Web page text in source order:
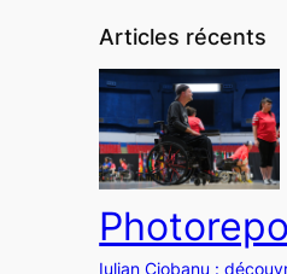
Articles récents
Iulian Ciobanu :